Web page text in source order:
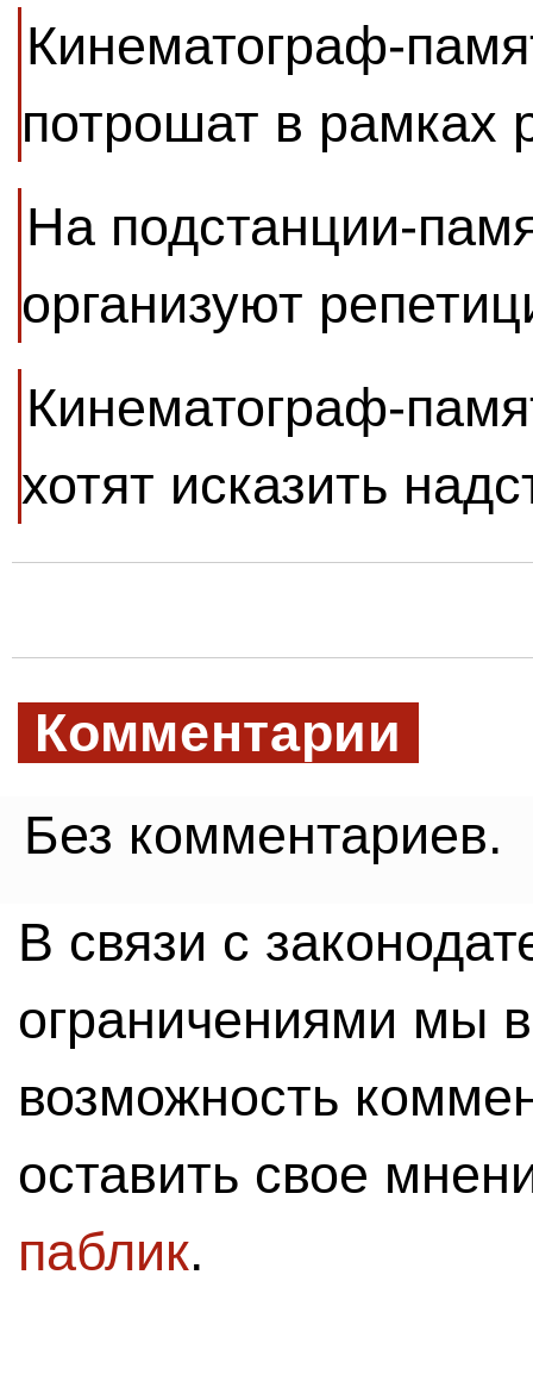
Кинематограф-
потрошат в рамках
На подстанции-
организуют
Кинематограф-
хотят исказить
Комментарии
Без комментариев.
В связи с
ограничениями мы
возможность
оставить свое
паблик.